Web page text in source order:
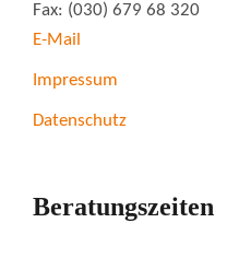
Fax: (030) 679 68 320
E-Mail
Impressum
Datenschutz
Beratungszeiten